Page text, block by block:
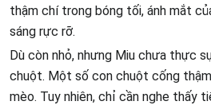
thậm chí trong bóng tối, ánh mắt
sáng rực rỡ.
Dù còn nhỏ, nhưng Miu chưa thực
chuột. Một số con chuột cống
mèo. Tuy nhiên, chỉ cần nghe thấy